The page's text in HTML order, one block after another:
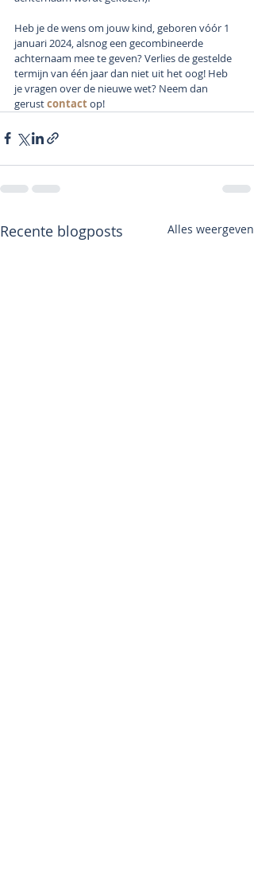
Heb je de wens om jouw kind, geboren vóór 1
januari 2024, alsnog een gecombineerde
achternaam mee te geven? Verlies de gestelde
termijn van één jaar dan niet uit het oog! Heb
je vragen over de nieuwe wet? Neem dan
gerust contact op!
Recente blogposts Alles weergeven